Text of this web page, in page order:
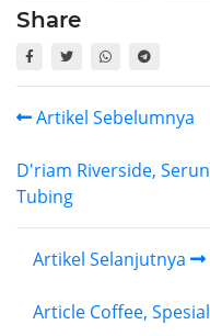
Share
Artikel Sebelumnya
D'riam Riverside,
Tubing
Artikel Selanjutnya
Article Coffee,